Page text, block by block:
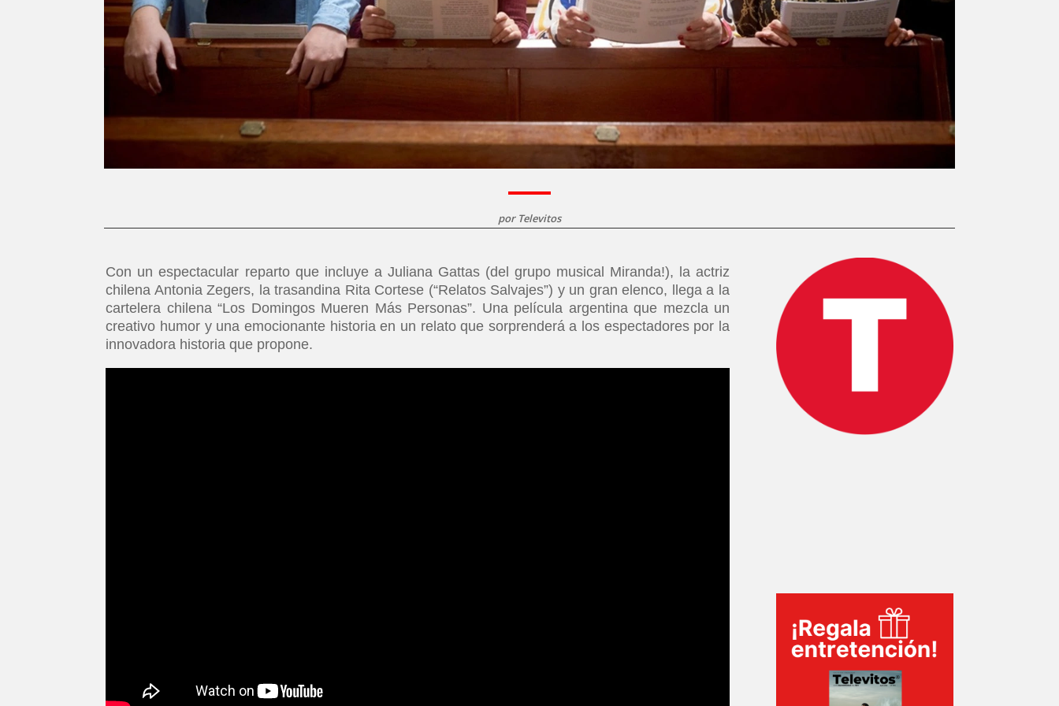
por Televitos
Con un espectacular reparto que incluye a Juliana Gattas (del grupo musical Miranda!), la actriz
chilena Antonia Zegers, la trasandina Rita Cortese (“Relatos Salvajes”) y un gran elenco, llega a la
cartelera chilena “Los Domingos Mueren Más Personas”. Una película argentina que mezcla un
creativo humor y una emocionante historia en un relato que sorprenderá a los espectadores por la
innovadora historia que propone.